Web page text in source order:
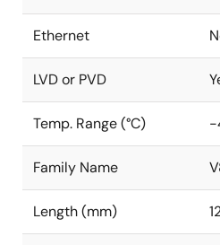
Ethernet
LVD or PVD
Temp. Range (°C) -
Family Name
Length (mm)